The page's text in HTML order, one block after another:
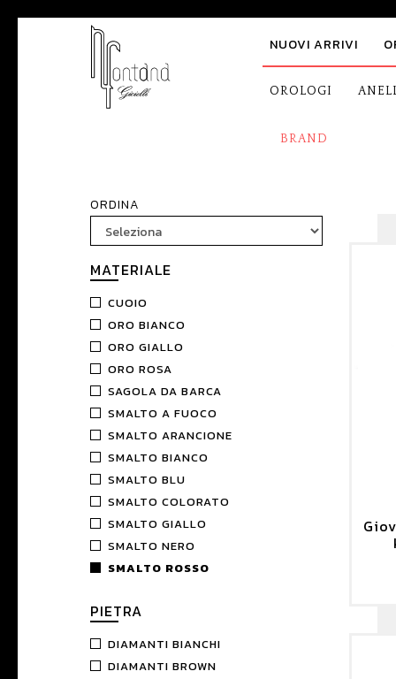
NUOVI ARRIVI
OROLOGI
BRAND
ORDINA
MATERIALE
CUOIO
ORO BIANCO
ORO GIALLO
ORO ROSA
SAGOLA DA BARCA
SMALTO A FUOCO
SMALTO ARANCIONE
SMALTO BIANCO
SMALTO BLU
SMALTO COLORATO
SMALTO GIALLO
SMALTO NERO
SMALTO ROSSO
PIETRA
DIAMANTI BIANCHI
DIAMANTI BROWN